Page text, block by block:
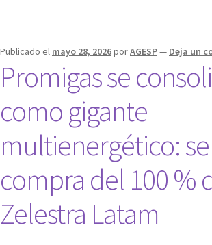
Publicado el mayo 28, 2026porAGESP— Deja un
Promigas se
como gigante
multienergético:
compra del 100 %
Zelestra Latam